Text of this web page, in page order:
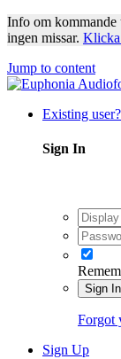
Info om kommande
ingen missar.
Jump to content
Existing
Sign In
Sign In
Forgot
Sign Up